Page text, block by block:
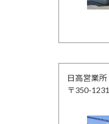
日高営業所
〒350-